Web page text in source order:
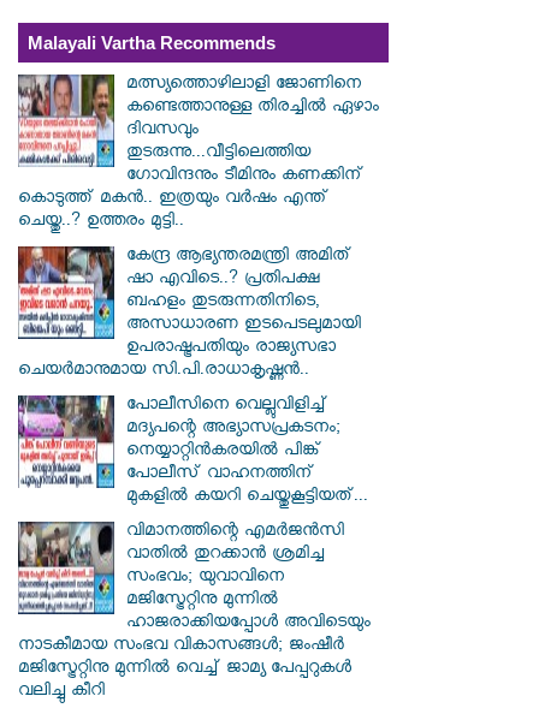
Malayali Vartha Recommends
മത്സ്യത്തൊഴിലാളി ജോണിനെ
കണ്ടെത്താനുള്ള തിരച്ചിൽ ഏഴാം
ദിവസവും
തുടരുന്നു...വീട്ടിലെത്തിയ
ഗോവിന്ദനും ടീമിനും കണക്കിന്
കൊടുത്ത് മകൻ.. ഇത്രയും വർഷം എന്ത്
ചെയ്തു..? ഉത്തരം മുട്ടി..
കേന്ദ്ര ആഭ്യന്തരമന്ത്രി അമിത്
ഷാ എവിടെ..? പ്രതിപക്ഷ
ബഹളം തുടരുന്നതിനിടെ,
അസാധാരണ ഇടപെടലുമായി
ഉപരാഷ്ട്രപതിയും രാജ്യസഭാ
ചെയർമാനുമായ സി.പി.രാധാകൃഷ്ണൻ..
പോലീസിനെ വെല്ലുവിളിച്ച്
മദ്യപന്റെ അഭ്യാസപ്രകടനം;
നെയ്യാറ്റിൻകരയിൽ പിങ്ക്
പോലീസ് വാഹനത്തിന്
മുകളിൽ കയറി ചെയ്തുകൂട്ടിയത്...
വിമാനത്തിന്റെ എമർജൻസി
വാതിൽ തുറക്കാൻ ശ്രമിച്ച
സംഭവം; യുവാവിനെ
മജിസ്ട്രേറ്റിനു മുന്നിൽ
ഹാജരാക്കിയപ്പോൾ അവിടെയും
നാടകീമായ സംഭവ വികാസങ്ങൾ; ജംഷീർ
മജിസ്ട്രേറ്റിനു മുന്നിൽ വെച്ച് ജാമ്യ പേപ്പറുകൾ
വലിച്ചു കീറി